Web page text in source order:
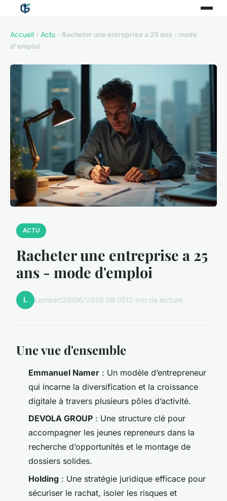
Accueil › Actu › Racheter une entreprise a 25 ans - mode
d'emploi
ACTU
Racheter une entreprise a 25
ans - mode d'emploi
L Lambert29/06/2026 08:0512 min de lecture
Une vue d'ensemble
Emmanuel Namer : Un modèle d’entrepreneur
qui incarne la diversification et la croissance
digitale à travers plusieurs pôles d’activité.
DEVOLA GROUP : Une structure clé pour
accompagner les jeunes repreneurs dans la
recherche d’opportunités et le montage de
dossiers solides.
Holding : Une stratégie juridique efficace pour
sécuriser le rachat, isoler les risques et